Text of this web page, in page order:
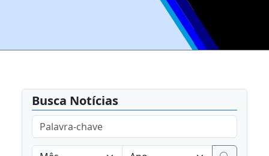
Busca Notícias